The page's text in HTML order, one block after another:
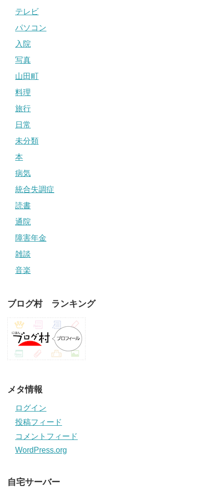
テレビ
パソコン
入院
写真
山田町
料理
旅行
日常
未分類
本
病気
統合失調症
読書
通院
障害年金
雑談
音楽
ブログ村 ランキング
メタ情報
ログイン
投稿フィード
コメントフィード
WordPress.org
自宅サーバー